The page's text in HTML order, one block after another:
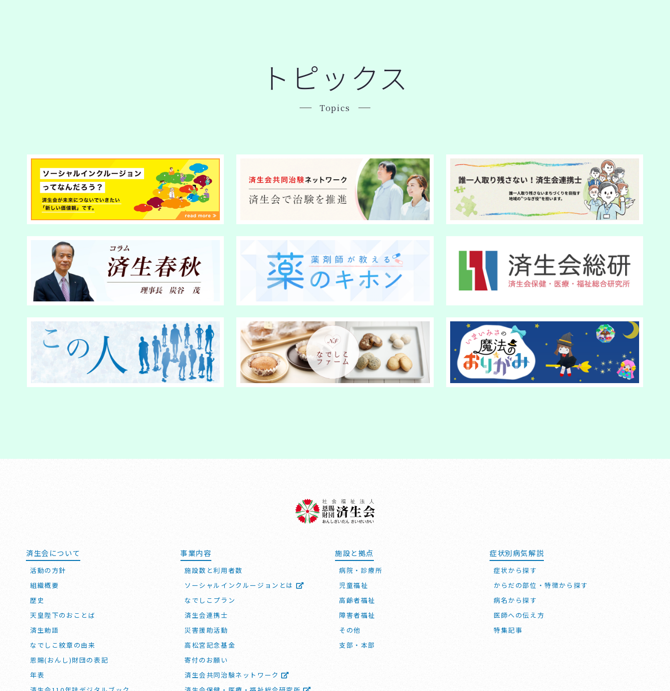
トピックス
Topics
済生会について
活動の方針
組織概要
歴史
天皇陛下のおことば
済生勅語
なでしこ紋章の由来
恩賜(おんし)財団の表記
年表
事業内容
施設数と利用者数
ソーシャルインクルージョンとは
なでしこプラン
済生会連携士
災害援助活動
高松宮記念基金
寄付のお願い
済生会共同治験ネットワーク
施設と拠点
病院・診療所
児童福祉
高齢者福祉
障害者福祉
その他
支部・本部
症状別病気解説
症状から探す
からだの部位・特徴から探す
病名から探す
医師への伝え方
特集記事